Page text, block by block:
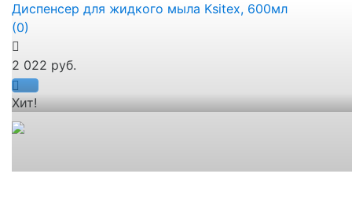
Диспенсер для жидкого мыла Ksitex, 600мл
(0)
2 022 руб.
Хит!